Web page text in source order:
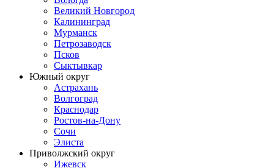
Великий Новгород
Калининград
Мурманск
Петрозаводск
Псков
Сыктывкар
Южный округ
Астрахань
Волгоград
Краснодар
Ростов-на-Дону
Сочи
Элиста
Приволжский округ
Ижевск